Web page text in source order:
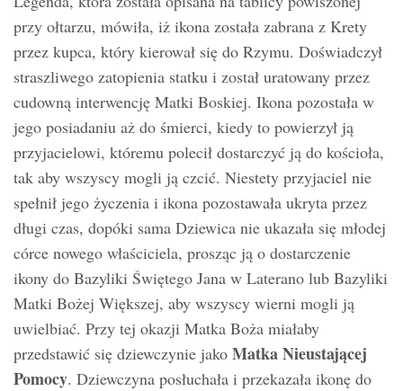
przy ołtarzu, mówiła, iż ​​ikona została zabrana z Krety
przez kupca, który kierował się do Rzymu. Doświadczył
straszliwego zatopienia statku i został uratowany przez
cudowną interwencję Matki Boskiej. Ikona pozostała w
jego posiadaniu aż do śmierci, kiedy to powierzył ją
przyjacielowi, któremu polecił dostarczyć ją do kościoła,
tak aby wszyscy mogli ją czcić. Niestety przyjaciel nie
spełnił jego życzenia i ikona pozostawała ukryta przez
długi czas, dopóki sama Dziewica nie ukazała się młodej
córce nowego właściciela, prosząc ją o dostarczenie
ikony do Bazyliki Świętego Jana w Laterano lub Bazyliki
Matki Bożej Większej, aby wszyscy wierni mogli ją
uwielbiać. Przy tej okazji Matka Boża miałaby
przedstawić się dziewczynie jako Matka Nieustającej
Pomocy. Dziewczyna posłuchała i przekazała ikonę do